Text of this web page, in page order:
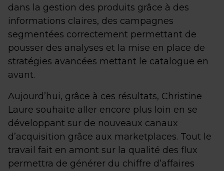
dans la gestion des produits grâce à des
informations claires, des campagnes
segmentées correctement permettant de
pousser des analyses et la mise en place de
stratégies avancées mettant le catalogue en
avant.
Aujourd’hui, grâce à ces résultats, Christine
Laure souhaite aller encore plus loin en se
développant sur de nouveaux canaux
d’acquisition grâce aux marketplaces. Tout le
travail fait en amont sur la qualité des flux
permettra de générer du chiffre d’affaires